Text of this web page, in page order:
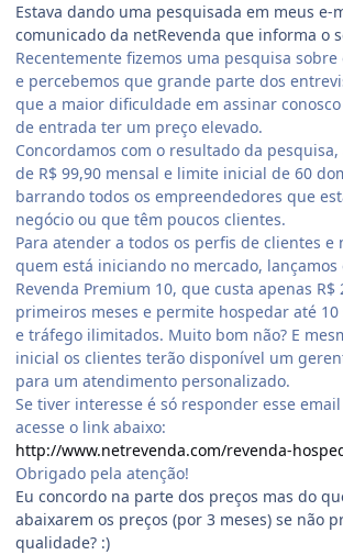
Estava dando uma pesquisada em meus e-
comunicado da netRevenda que informa o
Recentemente fizemos uma pesquisa sobre
e percebemos que grande parte dos
que a maior dificuldade em assinar
de entrada ter um preço elevado.
Concordamos com o resultado da
de R$ 99,90 mensal e limite inicial de 60
barrando todos os empreendedores que
negócio ou que têm poucos clientes.
Para atender a todos os perfis de clientes e
quem está iniciando no mercado, lançamos
Revenda Premium 10, que custa apenas R$
primeiros meses e permite hospedar até 10
e tráfego ilimitados. Muito bom não? E
inicial os clientes terão disponível um
para um atendimento personalizado.
Se tiver interesse é só responder esse
acesse o link abaixo:
http://www.netrevenda.com/revenda-
Obrigado pela atenção!
Eu concordo na parte dos preços mas do
abaixarem os preços (por 3 meses) se não
qualidade? :)